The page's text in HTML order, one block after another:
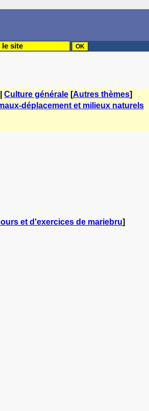
Culture générale [Autres thèmes]
déplacement et milieux naturels
et d'exercices de mariebru]